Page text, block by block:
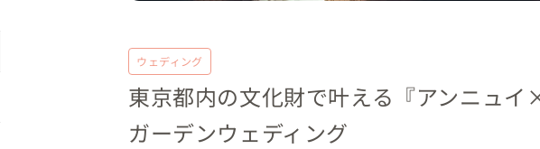
ウェディング
東京都内の文化財で叶える『アンニュ
ガーデンウェディング